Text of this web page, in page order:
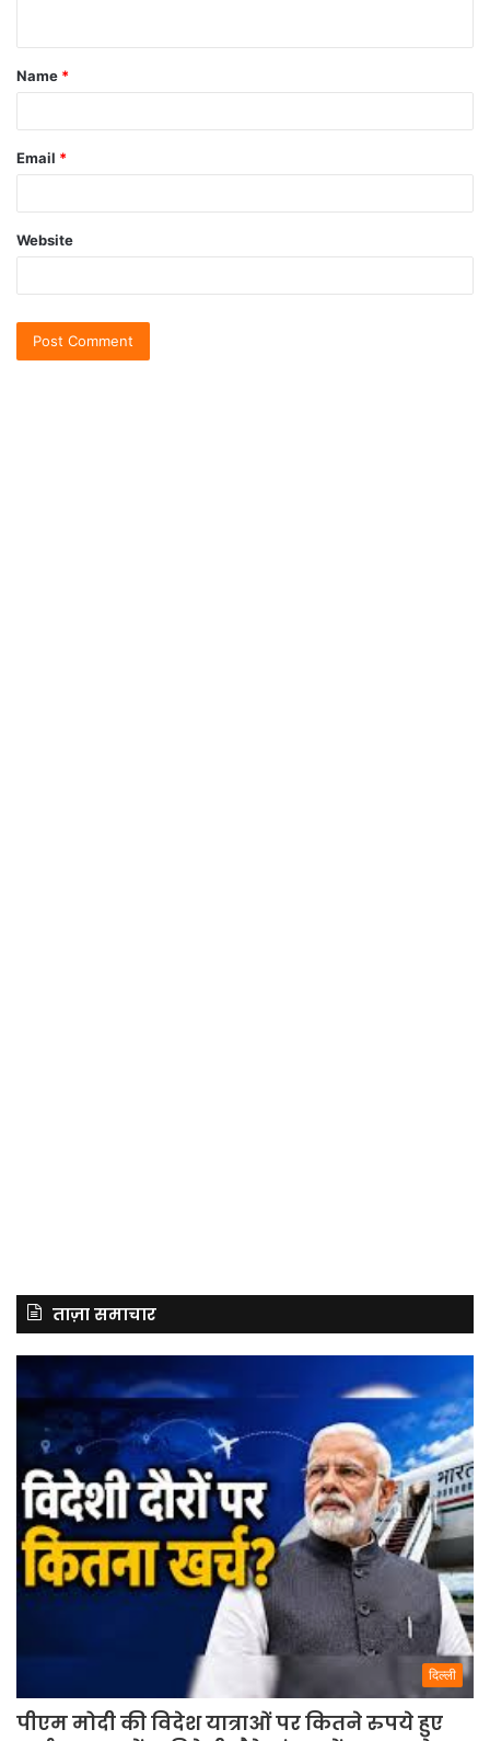
Name *
Email *
Website
ताज़ा समाचार
दिल्ली
पीएम मोदी की विदेश यात्राओं पर कितने रुपये हुए